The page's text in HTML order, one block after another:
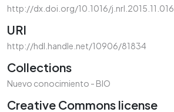
http://dx.doi.org/10.1016/j.nrl.2015.11.016
URI
http://hdl.handle.net/10906/81834
Collections
Nuevo conocimiento - BIO
Creative Commons license